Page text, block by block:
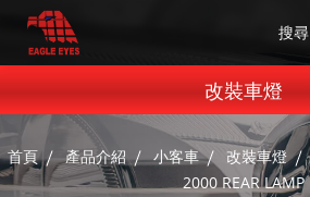
搜尋
首頁 產品介紹 小客車 改裝車燈
2000 REAR LAMP
改裝車燈